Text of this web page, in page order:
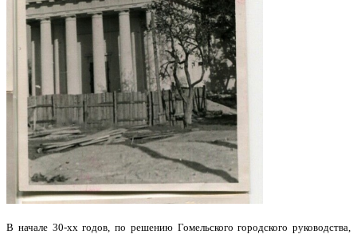
В начале 30-хх годов, по решениюГомельского городского руководства,